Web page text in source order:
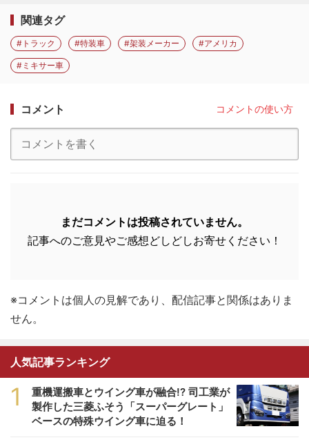
関連タグ
#トラック #特装車 #架装メーカー #アメリカ
#ミキサー車
コメント コメントの使い方
まだコメントは投稿されていません。
記事へのご意見やご感想どしどしお寄せください！
※コメントは個人の見解であり、配信記事と関係はありま
せん。
人気記事ランキング
1
重機運搬車とウイング車が融合!? 司工業が
製作した三菱ふそう「スーパーグレート」
ベースの特殊ウイング車に迫る！